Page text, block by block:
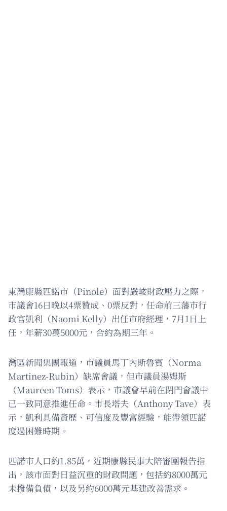
東灣康縣匹諾市（Pinole）面對嚴峻財政壓力之際，
市議會16日晚以4票贊成、0票反對，任命前三藩市行
政官凱利（Naomi Kelly）出任市府經理，7月1日上
任，年薪30萬5000元，合約為期三年。
灣區新聞集團報道，市議員馬丁內斯魯賓（Norma
Martinez-Rubin）缺席會議，但市議員湯姆斯
（Maureen Toms）表示，市議會早前在閉門會議中
已一致同意推進任命。市長塔夫（Anthony Tave）表
示，凱利具備資歷、可信度及豐富經驗，能帶領匹諾
度過困難時期。
匹諾市人口約1.85萬，近期康縣民事大陪審團報告指
出，該市面對日益沉重的財政問題，包括約8000萬元
未撥備負債，以及另約6000萬元基建改善需求。